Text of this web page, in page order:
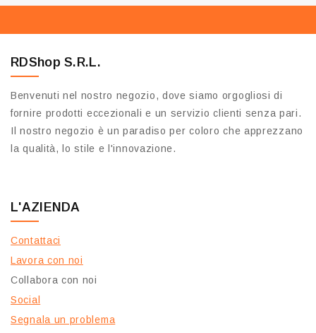
RDShop S.R.L.
Benvenuti nel nostro negozio, dove siamo orgogliosi di
fornire prodotti eccezionali e un servizio clienti senza pari.
Il nostro negozio è un paradiso per coloro che apprezzano
la qualità, lo stile e l'innovazione.
L'AZIENDA
Contattaci
Lavora con noi
Collabora con noi
Social
Segnala un problema